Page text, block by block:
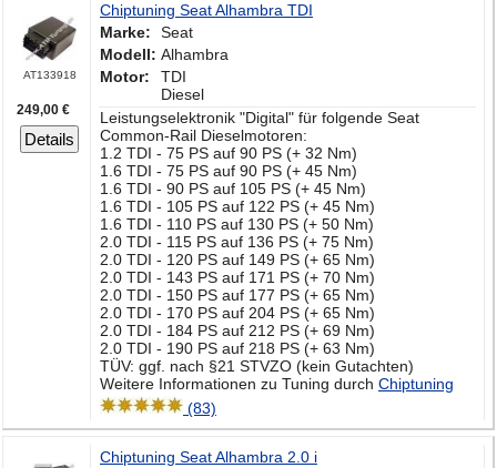
AT133918
249,00 €
Details
Chiptuning Seat Alhambra TDI
Marke:
Seat
Modell: Alhambra
Motor:
TDI
Diesel
Leistungselektronik "Digital" für folgende Seat
Common-Rail Dieselmotoren:
1.2 TDI - 75 PS auf 90 PS (+ 32 Nm)
1.6 TDI - 75 PS auf 90 PS (+ 45 Nm)
1.6 TDI - 90 PS auf 105 PS (+ 45 Nm)
1.6 TDI - 105 PS auf 122 PS (+ 45 Nm)
1.6 TDI - 110 PS auf 130 PS (+ 50 Nm)
2.0 TDI - 115 PS auf 136 PS (+ 75 Nm)
2.0 TDI - 120 PS auf 149 PS (+ 65 Nm)
2.0 TDI - 143 PS auf 171 PS (+ 70 Nm)
2.0 TDI - 150 PS auf 177 PS (+ 65 Nm)
2.0 TDI - 170 PS auf 204 PS (+ 65 Nm)
2.0 TDI - 184 PS auf 212 PS (+ 69 Nm)
2.0 TDI - 190 PS auf 218 PS (+ 63 Nm)
TÜV: ggf. nach §21 STVZO (kein Gutachten)
Weitere Informationen zu Tuning durch Chiptuning
(83)
Chiptuning Seat Alhambra 2.0 i